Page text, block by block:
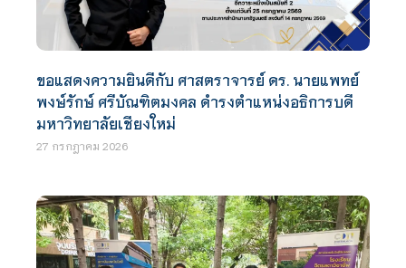
ขอแสดงความยินดีกับ ศาสตราจารย์ ดร. นายแพทย์
พงษ์รักษ์ ศรีบัณฑิตมงคล ดำรงตำแหน่งอธิการบดี
มหาวิทยาลัยเชียงใหม่
27 กรกฎาคม 2026